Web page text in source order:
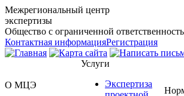
Межрегиональный центр
экспертизы
Общество с ограниченной
Контактная информацияРегистрация
О МЦЭ
Услуги
Экспертиза